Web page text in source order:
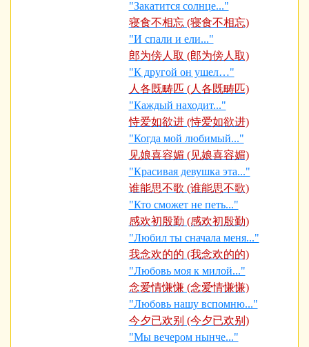
"Закатится солнце..."
寝食不相忘 (寝食不相忘)
"И спали и ели..."
郎为傍人取 (郎为傍人取)
"К другой он ушел…"
人各既畴匹 (人各既畴匹)
"Каждый находит..."
恃爱如欲进 (恃爱如欲进)
"Когда мой любимый..."
见娘喜容媚 (见娘喜容媚)
"Красивая девушка эта..."
谁能思不歌 (谁能思不歌)
"Кто сможет не петь..."
感欢初殷勤 (感欢初殷勤)
"Любил ты сначала меня..."
我念欢的的 (我念欢的的)
"Любовь моя к милой..."
念爱情慊慊 (念爱情慊慊)
"Любовь нашу вспомню..."
今夕已欢别 (今夕已欢别)
"Мы вечером нынче..."